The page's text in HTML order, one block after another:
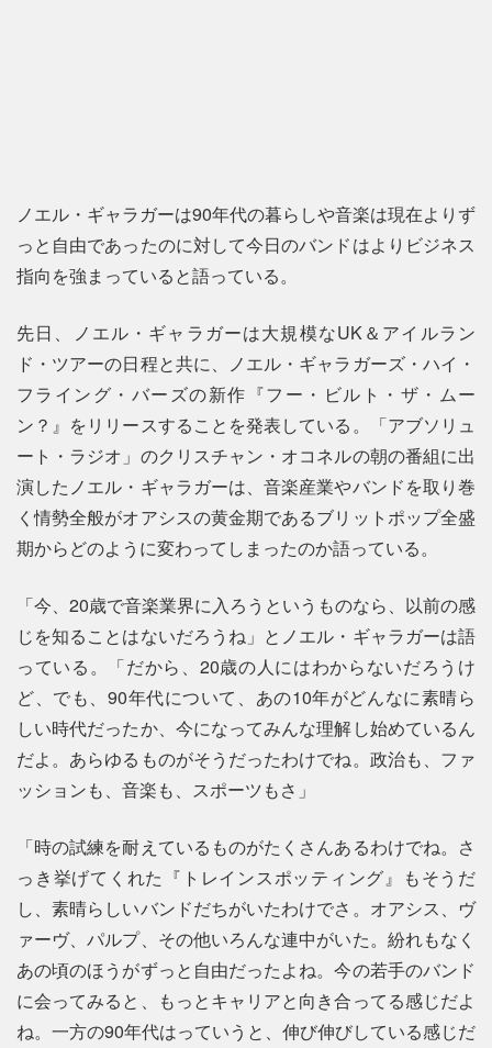
ノエル・ギャラガーは90年代の暮らしや音楽は現在よりず
っと自由であったのに対して今日のバンドはよりビジネス
指向を強まっていると語っている。
先日、ノエル・ギャラガーは大規模なUK＆アイルラン
ド・ツアーの日程と共に、ノエル・ギャラガーズ・ハイ・
フライング・バーズの新作『フー・ビルト・ザ・ムー
ン？』をリリースすることを発表している。「アブソリュ
ート・ラジオ」のクリスチャン・オコネルの朝の番組に出
演したノエル・ギャラガーは、音楽産業やバンドを取り巻
く情勢全般がオアシスの黄金期であるブリットポップ全盛
期からどのように変わってしまったのか語っている。
「今、20歳で音楽業界に入ろうというものなら、以前の感
じを知ることはないだろうね」とノエル・ギャラガーは語
っている。「だから、20歳の人にはわからないだろうけ
ど、でも、90年代について、あの10年がどんなに素晴ら
しい時代だったか、今になってみんな理解し始めているん
だよ。あらゆるものがそうだったわけでね。政治も、ファ
ッションも、音楽も、スポーツもさ」
「時の試練を耐えているものがたくさんあるわけでね。さ
っき挙げてくれた『トレインスポッティング』もそうだ
し、素晴らしいバンドだちがいたわけでさ。オアシス、ヴ
ァーヴ、パルプ、その他いろんな連中がいた。紛れもなく
あの頃のほうがずっと自由だったよね。今の若手のバンド
に会ってみると、もっとキャリアと向き合ってる感じだよ
ね。一方の90年代はっていうと、伸び伸びしている感じだ